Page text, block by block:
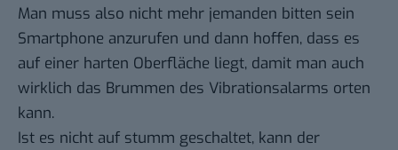
Man muss also nicht mehr jemanden bitten sein
Smartphone anzurufen und dann hoffen, dass es
auf einer harten Oberfläche liegt, damit man auch
wirklich das Brummen des Vibrationsalarms orten
kann.
Ist es nicht auf stumm geschaltet, kann der